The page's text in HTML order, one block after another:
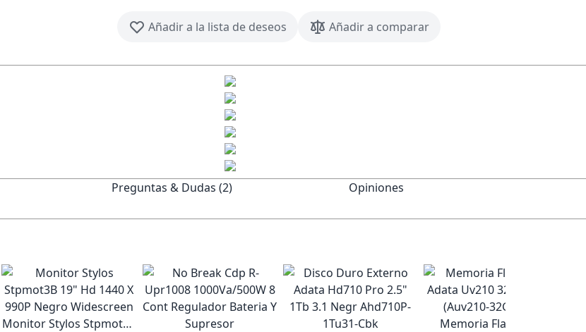
Añadir a la lista de deseos Añadir a comparar
Preguntas & Dudas (2) Opiniones
Monitor Stylos Stpmot3B
Memoria Flash Usb